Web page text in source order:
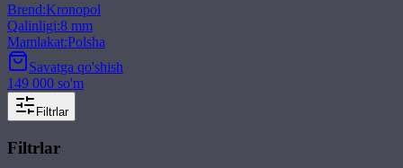
Brend:Kronopol
Qalinligi:8 mm
Mamlakat:Polsha
Savatga qo'shish
149 000 so'm
Filtrlar
Filtrlar